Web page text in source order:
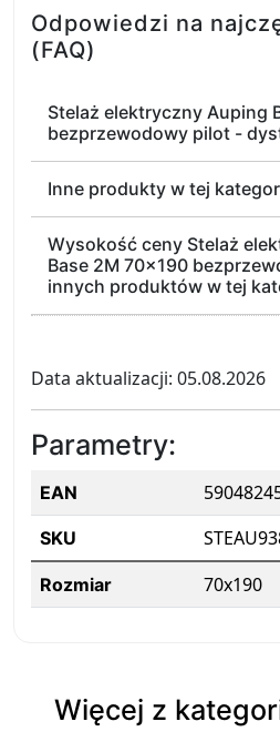
Odpowiedzi na
(FAQ)
Stelaż elektryczny Auping
bezprzewodowy pilot -
Inne produkty w tej
Wysokość ceny Stelaż
Base 2M 70x190
innych produktów w tej
Data aktualizacji: 05.08.2026
Parametry:
EAN
SKU
Rozmiar 70x190
Więcej z